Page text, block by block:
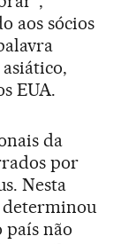
aos sócios
EUA.
da
por
Nesta
determinou
país não